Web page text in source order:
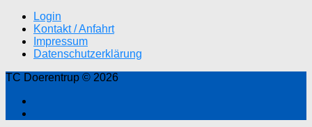
Login
Kontakt / Anfahrt
Impressum
Datenschutzerklärung
TC Doerentrup © 2026